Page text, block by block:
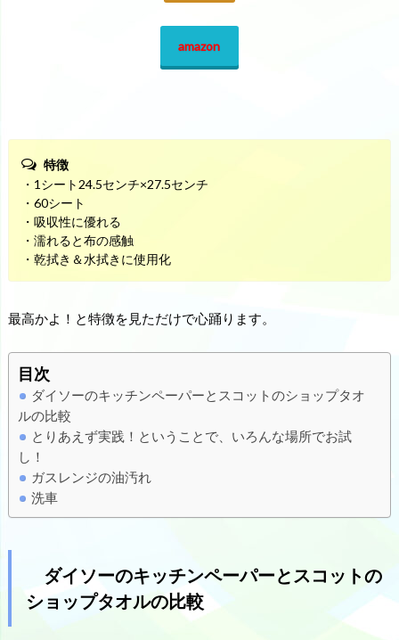
amazon
特徴
・1シート24.5センチ×27.5センチ
・60シート
・吸収性に優れる
・濡れると布の感触
・乾拭き＆水拭きに使用化
最高かよ！と特徴を見ただけで心踊ります。
目次
ダイソーのキッチンペーパーとスコットのショップタオ
ルの比較
とりあえず実践！ということで、いろんな場所でお試
し！
ガスレンジの油汚れ
洗車
ダイソーのキッチンペーパーとスコットの
ショップタオルの比較